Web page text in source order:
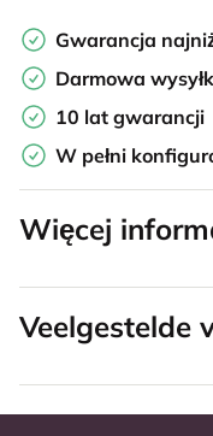
Gwarancja
Darmowa
10 lat gwarancji
W pełni
Więcej
Veelgestelde